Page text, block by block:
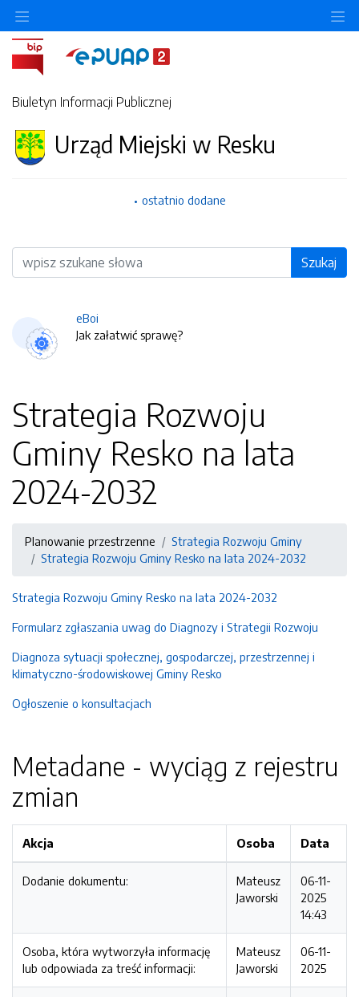
Biuletyn Informacji Publicznej
Urząd Miejski w Resku
ostatnio dodane
Wyszukiwarka Szukaj
eBoi
Jak załatwić sprawę?
Strategia Rozwoju
Gminy Resko na lata
2024-2032
Planowanie przestrzenne
Strategia Rozwoju Gminy
Strategia Rozwoju Gminy Resko na lata 2024-2032
Strategia Rozwoju Gminy Resko na lata 2024-2032
Formularz zgłaszania uwag do Diagnozy i Strategii Rozwoju
Diagnoza sytuacji społecznej, gospodarczej, przestrzennej i
klimatyczno-środowiskowej Gminy Resko
Ogłoszenie o konsultacjach
Metadane - wyciąg z rejestru
zmian
Akcja Osoba Data
Dodanie dokumentu:
Mateusz
Jaworski
06-11-
2025
14:43
Osoba, która wytworzyła informację
lub odpowiada za treść informacji:
Mateusz
Jaworski
06-11-
2025